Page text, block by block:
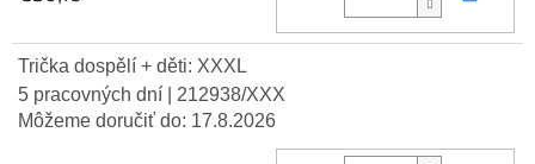
Trička dospělí + děti: XXXL
5 pracovných dní
| 212938/XXX
Môžeme doručiť do: 17.8.2026